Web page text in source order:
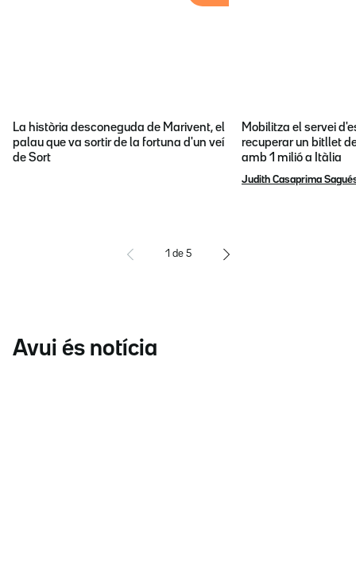
La història desconeguda de Marivent, el
palau que va sortir de la fortuna d'un veí
de Sort
Mobilitza el servei
recuperar un bitllet
amb 1 milió a Itàlia
Judith Casaprima
1 de 5
Avui és notícia